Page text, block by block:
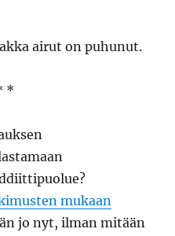
airut on puhunut.
*
mukaan
jo nyt, ilman mitään